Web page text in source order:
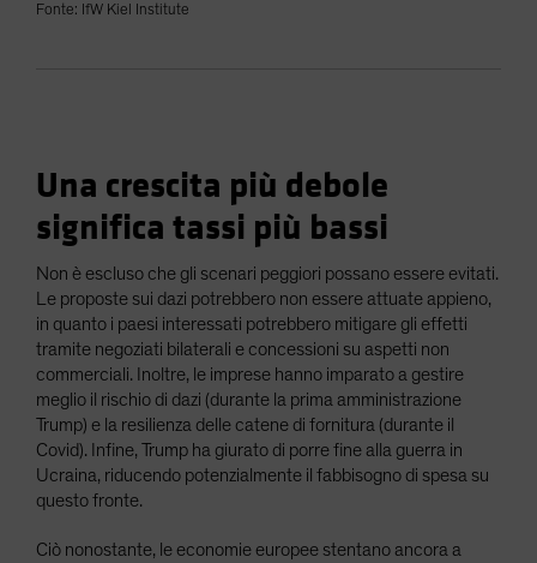
Fonte: IfW Kiel Institute
Una crescita più debole
significa tassi più bassi
Non è escluso che gli scenari peggiori possano essere evitati.
Le proposte sui dazi potrebbero non essere attuate appieno,
in quanto i paesi interessati potrebbero mitigare gli effetti
tramite negoziati bilaterali e concessioni su aspetti non
commerciali. Inoltre, le imprese hanno imparato a gestire
meglio il rischio di dazi (durante la prima amministrazione
Trump) e la resilienza delle catene di fornitura (durante il
Covid). Infine, Trump ha giurato di porre fine alla guerra in
Ucraina, riducendo potenzialmente il fabbisogno di spesa su
questo fronte.
Ciò nonostante, le economie europee stentano ancora a